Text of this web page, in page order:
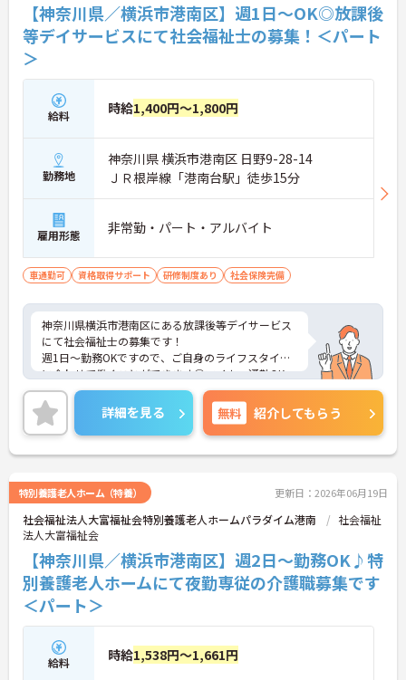
【神奈川県／横浜市港南区】週1日～OK◎放課後
等デイサービスにて社会福祉士の募集！＜パート
＞
給料 時給1,400円～1,800円
勤務地
神奈川県 横浜市港南区 日野9-28-14
ＪＲ根岸線「港南台駅」徒歩15分
雇用形態 非常勤・パート・アルバイト
車通勤可 資格取得サポート 研修制度あり 社会保険完備
神奈川県横浜市港南区にある放課後等デイサービス
にて社会福祉士の募集です！
週1日～勤務OKですので、ご自身のライフスタイル
に合わせて働くことができます◎マイカー通勤OK・
無料駐車場ありで毎日の通勤も楽々です♪
ご興味のある方には、面接対策ポイントなど、さら
に詳細をお話しいたしますのでお気軽にご相談くだ
さい！
詳細を見る 無料 紹介してもらう
特別養護老人ホーム（特養） 更新日：2026年06月19日
社会福祉法人大富福祉会特別養護老人ホームパラダイム港南
社会福祉
法人大富福祉会
【神奈川県／横浜市港南区】週2日～勤務OK♪特
別養護老人ホームにて夜勤専従の介護職募集です
＜パート＞
給料 時給1,538円～1,661円